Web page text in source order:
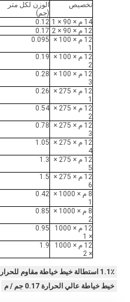
تخصيص
الوزن لكل متر
(جم)
14 م × 90 × 1
0.12
12 م × 90 × 2
0.17
12 م × 100 ×
1
0.095
12 م × 100 ×
2
0.19
12 م × 100 ×
3
0.28
12 م × 275 ×
1
0.26
12 م × 275 ×
2
0.54
12 م × 275 ×
3
0.78
12 م × 275 ×
4
1.05
12 م × 275 ×
5
1.3
12 م × 275 ×
6
1.5
8 م × 1000 ×
1
0.42
8 م × 1000 ×
2
0.85
12 م × 1000
× 1
0.95
12 م × 1000
× 2
1.9
1.1٪ استطالة خيط خياطة مقاوم للحرارة
خيط خياطة عالي الحرارة 0.17 جم / م